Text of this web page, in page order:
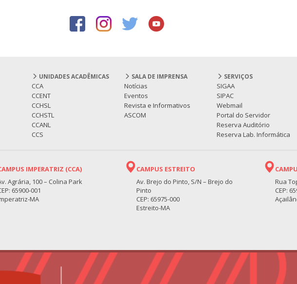
UNIDADES ACADÊMICAS
CCA
CCENT
CCHSL
CCHSTL
CCANL
CCS
SALA DE IMPRENSA
Notícias
Eventos
Revista e Informativos
ASCOM
SERVIÇOS
SIGAA
SIPAC
Webmail
Portal do Servidor
Reserva Auditório
Reserva Lab. Informática
IMPERATRIZ (CCA)
Agrária, 100 – Colina Park
65900-001
MA
CAMPUS ESTREITO
Av. Brejo do Pinto, S/N – Brejo do
Pinto
CEP: 65975-000
Estreito-MA
Rua
CEP: